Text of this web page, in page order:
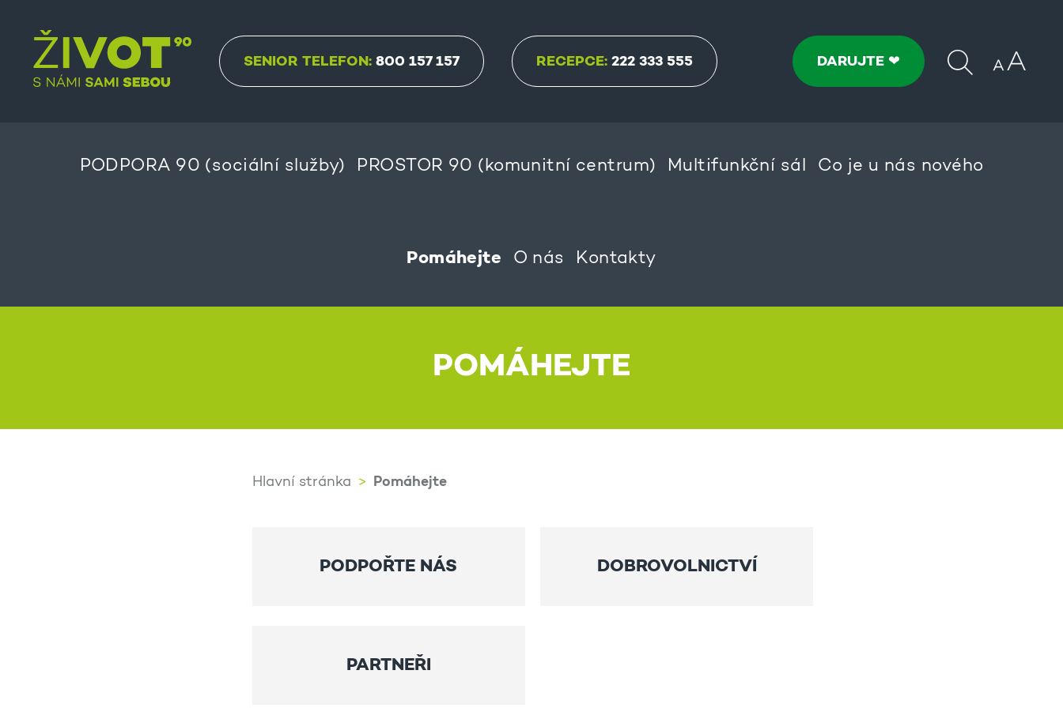
SENIOR TELEFON: 800 157 157 RECEPCE: 222 333 555 DARUJTE ❤
PODPORA 90 (sociální služby) PROSTOR 90 (komunitní centrum) Multifunkční sál Co je u nás nového
Pomáhejte O nás Kontakty
POMÁHEJTE
Hlavní stránka Pomáhejte
PODPOŘTE NÁS DOBROVOLNICTVÍ
PARTNEŘI